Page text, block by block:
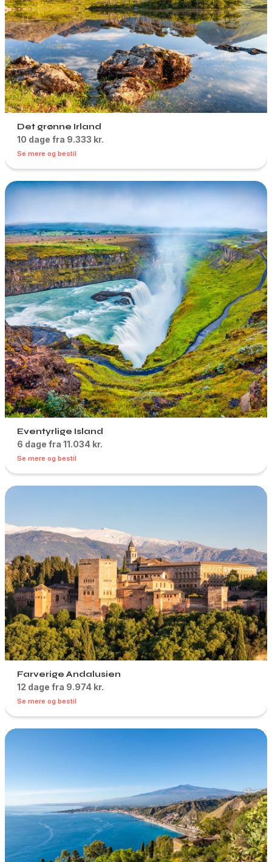
Det grønne Irland
10 dage fra 9.333 kr.
Se mere og bestil
Eventyrlige Island
6 dage fra 11.034 kr.
Se mere og bestil
Farverige Andalusien
12 dage fra 9.974 kr.
Se mere og bestil